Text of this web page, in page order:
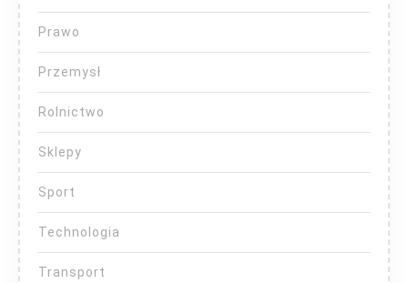
Prawo
Przemysł
Rolnictwo
Sklepy
Sport
Technologia
Transport